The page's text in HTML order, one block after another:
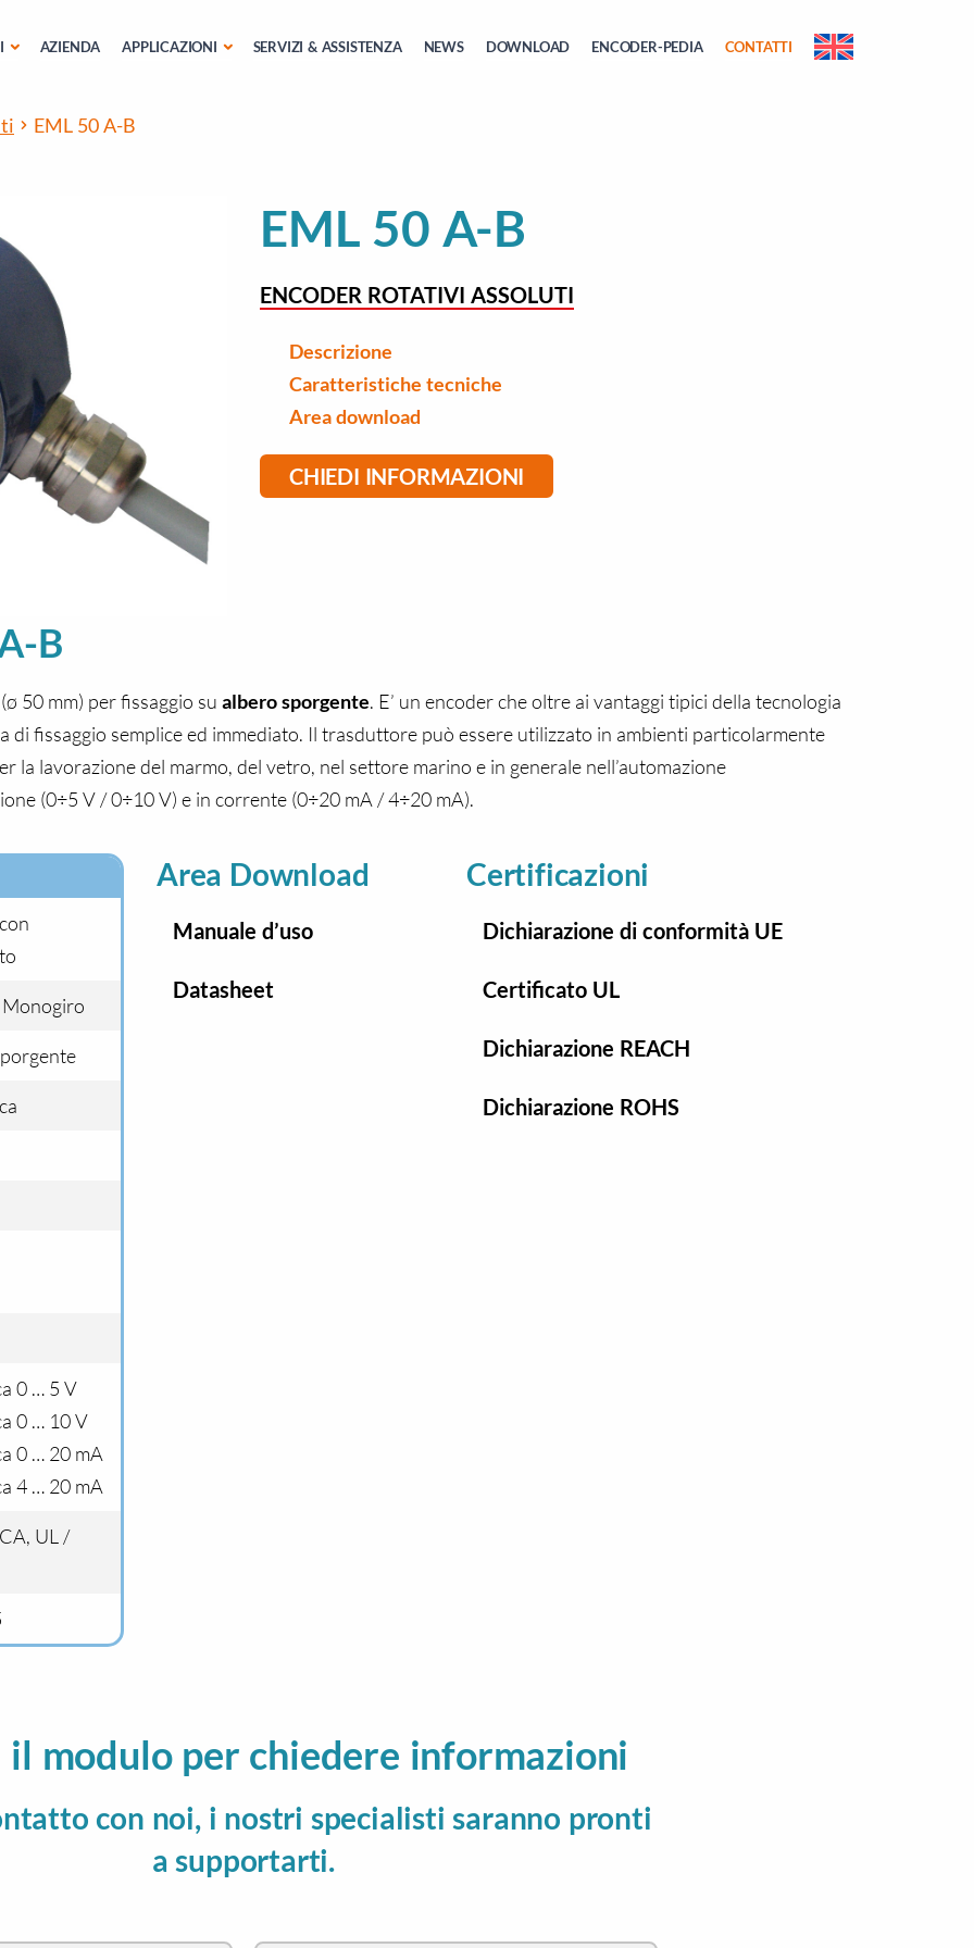
AZIENDA APPLICAZIONI SERVIZI & ASSISTENZA NEWS DOWNLOAD ENCODER-PEDIA CONTATTI
EML 50 A-B
EML 50 A-B
ENCODER ROTATIVI ASSOLUTI
Descrizione
Caratteristiche tecniche
Area download
CHIEDI INFORMAZIONI
B
50 mm) per fissaggio su albero sporgente. E’ un encoder che oltre ai vantaggi tipici della tecnologia
di fissaggio semplice ed immediato. Il trasduttore può essere utilizzato in ambienti particolarmente
la lavorazione del marmo, del vetro, nel settore marino e in generale nell’automazione
(0÷5 V / 0÷10 V) e in corrente (0÷20 mA / 4÷20 mA).
0 … 5 V
0 … 10 V
0 … 20 mA
4 … 20 mA
UL /
Area Download
Manuale d’uso
Datasheet
Certificazioni
Dichiarazione di conformità UE
Certificato UL
Dichiarazione REACH
Dichiarazione ROHS
il modulo per chiedere informazioni
con noi, i nostri specialisti saranno pronti
a supportarti.